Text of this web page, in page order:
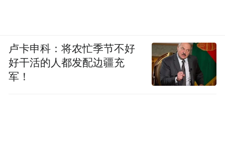
卢卡申科：将农忙季节不好
好干活的人都发配边疆充
军！